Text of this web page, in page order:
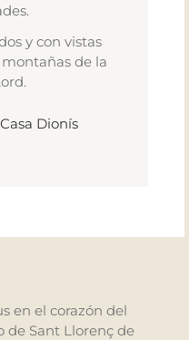
y con vistas
de la
Casa Dionís
en el corazón del
de Sant Llorenç de